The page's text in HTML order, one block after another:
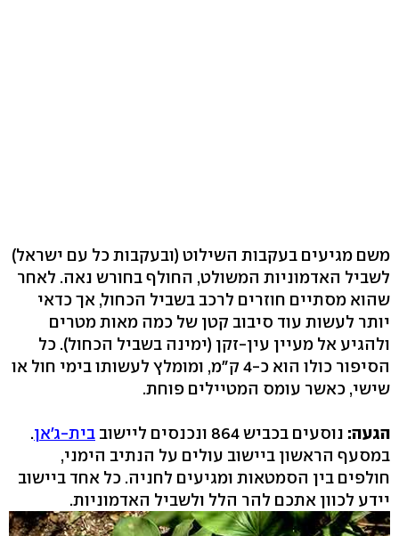
משם מגיעים בעקבות השילוט (ובעקבות כל עם ישראל)
לשביל האדמוניות המשולט, החולף בחורש נאה. לאחר
שהוא מסתיים חוזרים לרכב בשביל הכחול, אך כדאי
יותר לעשות עוד סיבוב קטן של כמה מאות מטרים
ולהגיע אל מעיין עין-זקן (ימינה בשביל הכחול‭.(‬ כל
הסיפור כולו הוא כ‭4-‬ ק"מ, ומומלץ לעשותו בימי חול או
שישי, כאשר עומס המטיילים פוחת.
הגעה: נוסעים בכביש 864 ונכנסים ליישוב בית-ג'אן.
במסעף הראשון ביישוב עולים על הנתיב הימני,
חולפים בין הסמטאות ומגיעים לחניה. כל אחד ביישוב
יידע לכוון אתכם להר הלל ולשביל האדמוניות.